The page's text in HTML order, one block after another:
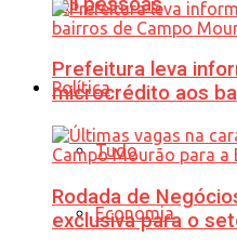
Política
Tudo
Economia
Prefeitura leva
microcrédito aos
Rodada de
exclusiva para o